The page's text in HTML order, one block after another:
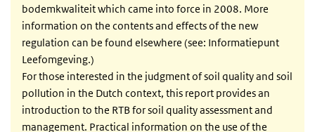
bodemkwaliteit which came into force in 2008. More
information on the contents and effects of the new
regulation can be found elsewhere (see: Informatiepunt
Leefomgeving.)
For those interested in the judgment of soil quality and soil
pollution in the Dutch context, this report provides an
introduction to the RTB for soil quality assessment and
management. Practical information on the use of the